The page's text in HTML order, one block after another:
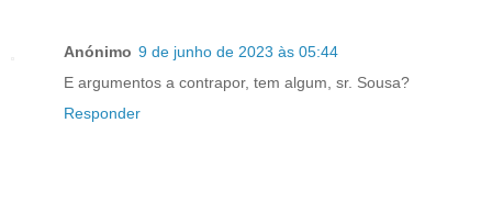
Anónimo 9 de junho de 2023 às 05:44
E argumentos a contrapor, tem algum, sr. Sousa?
Responder